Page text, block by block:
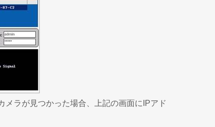
ラが見つかった場合、上記の画面にIPアド